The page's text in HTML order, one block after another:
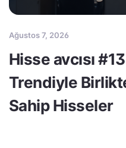
Ağustos 7, 2026
Hisse avcısı
Trendiyle
Sahip Hisseler